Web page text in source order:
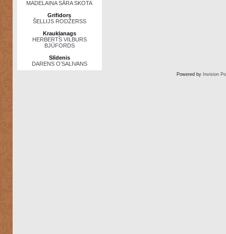
MADELAINA SĀRA SKOTA
Grifidors
ŠELLIJS RODŽERSS
Kraukļanags
HERBERTS VILBURS
BJŪFORDS
Slīdenis
DARENS O’SALIVANS
Powered by Invision